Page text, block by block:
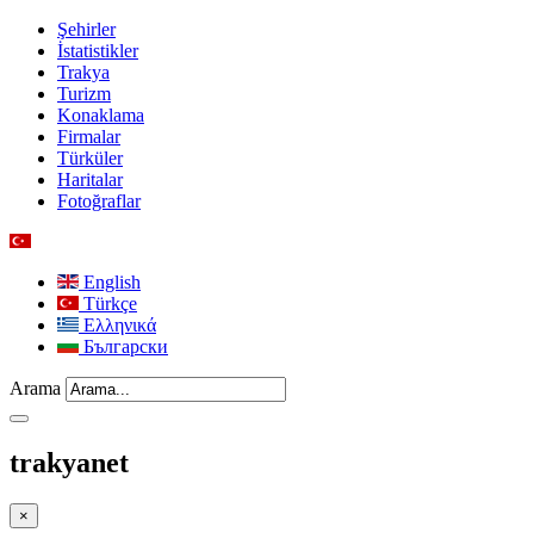
Şehirler
İstatistikler
Trakya
Turizm
Konaklama
Firmalar
Türküler
Haritalar
Fotoğraflar
English
Türkçe
Ελληνικά
Български
Arama
trakyanet
×